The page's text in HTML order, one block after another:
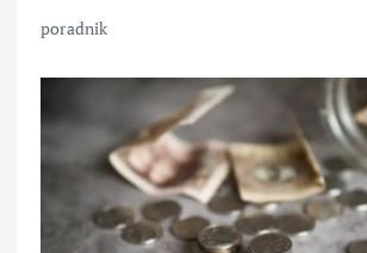
poradnik